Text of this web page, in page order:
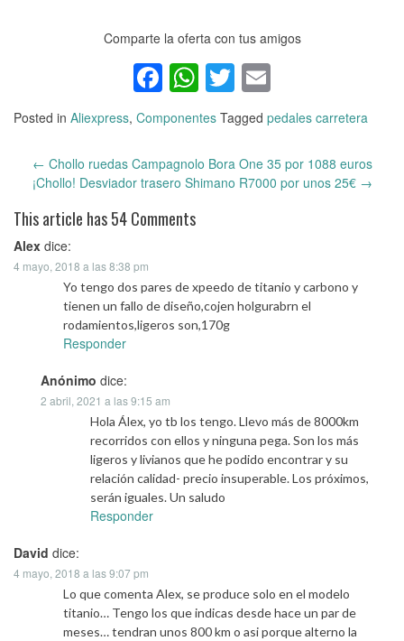
Comparte la oferta con tus amigos
Facebook
WhatsApp
Twitter
Posted in Aliexpress, Componentes Tagged pedales carretera
Post
← Chollo ruedas Campagnolo Bora One 35 por 1088 euros
¡Chollo! Desviador trasero Shimano R7000 por unos 25€ →
This article has 54 Comments
Alex dice:
4 mayo, 2018 a las 8:38 pm
Yo tengo dos pares de xpeedo de titanio y carbono y
tienen un fallo de diseño,cojen holgurabrn el
rodamientos,ligeros son,170g
Responder
Anónimo dice:
2 abril, 2021 a las 9:15 am
Hola Álex, yo tb los tengo. Llevo más de 8000km
recorridos con ellos y ninguna pega. Son los más
ligeros y livianos que he podido encontrar y su
relación calidad- precio insuperable. Los próximos,
serán iguales. Un saludo
Responder
David dice:
4 mayo, 2018 a las 9:07 pm
Lo que comenta Alex, se produce solo en el modelo
titanio… Tengo los que indicas desde hace un par de
meses… tendran unos 800 km o asi porque alterno la